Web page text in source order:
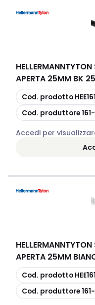
APERTA 25MM BK
copia
Cod. prodotto
copia
Cod. produttore
Accedi per
APERTA 25MM
copia
Cod. prodotto
copia
Cod. produttore